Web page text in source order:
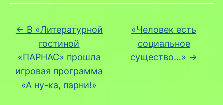
← В «Литературной
гостиной
«ПАРНАС» прошла
игровая программа
«А ну-ка, парни!»
«Человек есть
социальное
существо…» →